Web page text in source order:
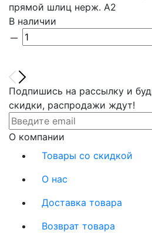
прямой шлиц нерж. А2
В наличии
Подпишись на рассылку и
скидки, распродажи ждут!
О компании
Товары со скидкой
О нас
Доставка товара
Возврат товара